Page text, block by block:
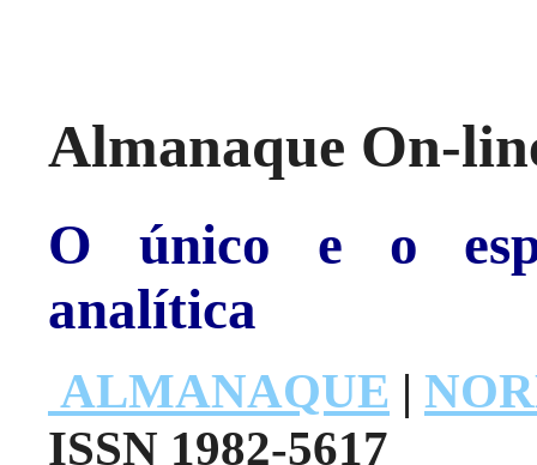
Almanaque On-
O único e o
analítica
ALMANAQUE |
ISSN 1982-5617